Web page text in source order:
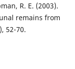
R. E. (2003).
remains from
52-70.